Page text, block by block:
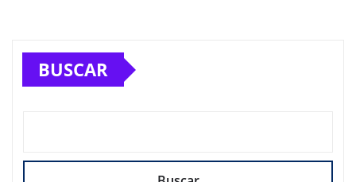
BUSCAR